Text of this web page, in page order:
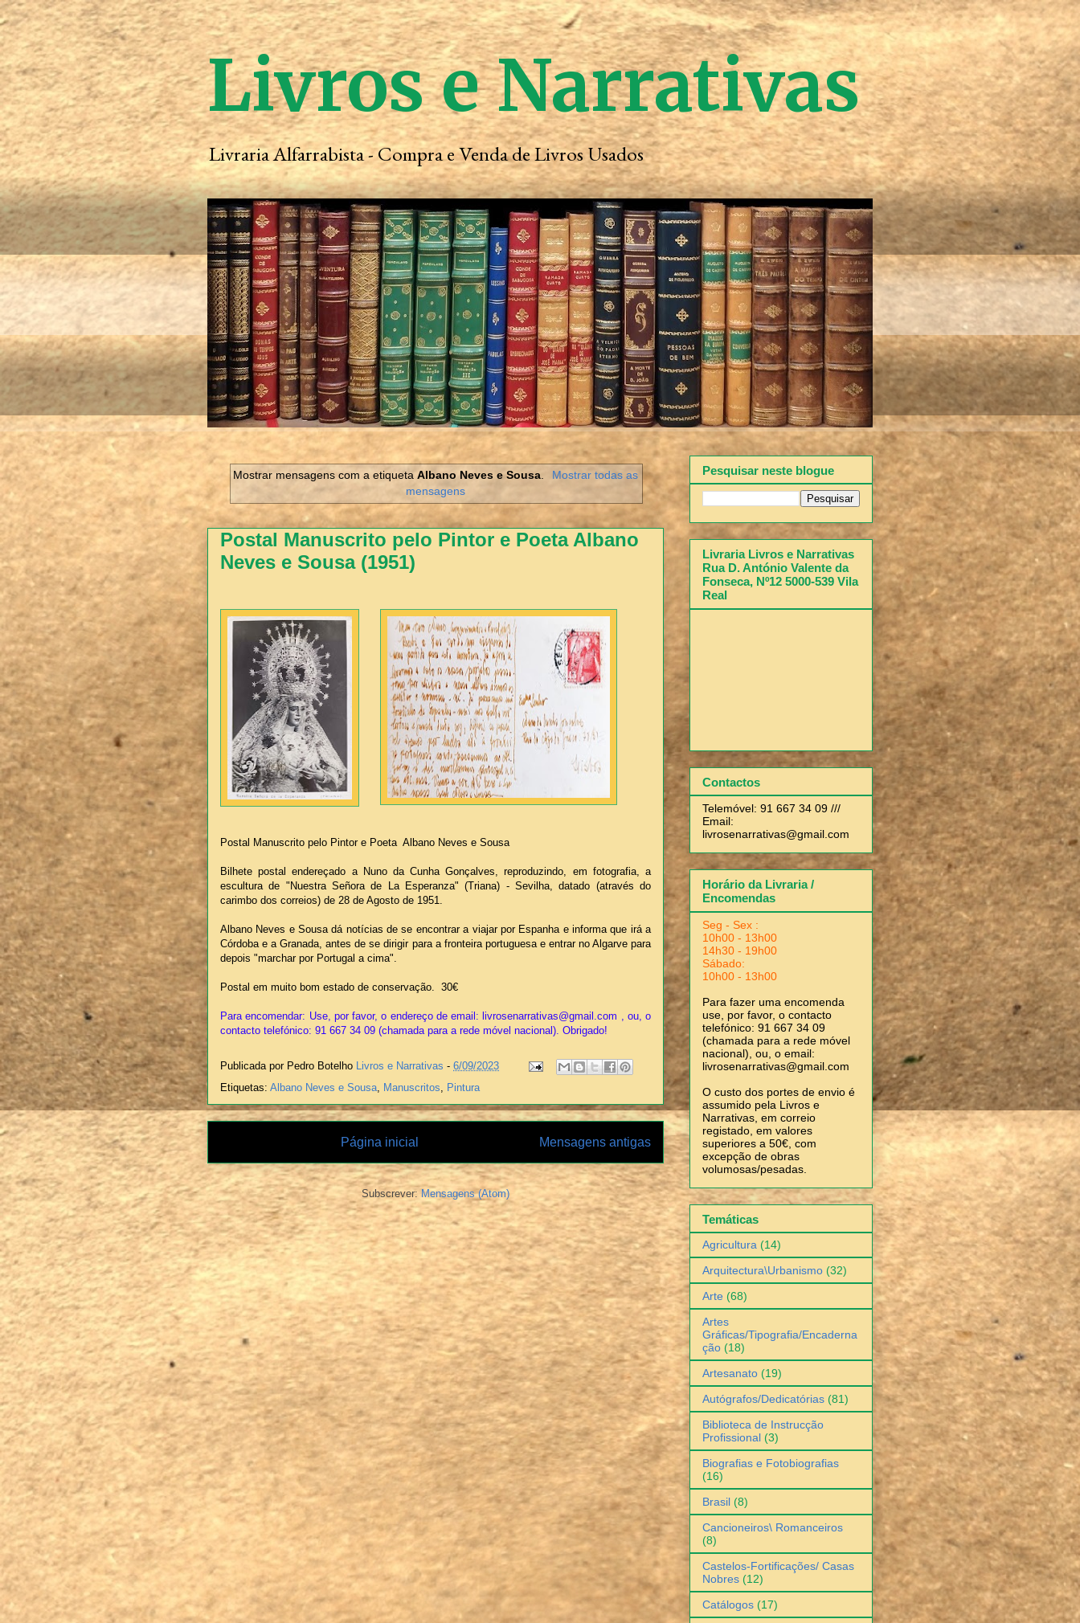
Livros e Narrativas
Livraria Alfarrabista - Compra e Venda de Livros Usados
Mostrar mensagens com a etiquetaAlbano Neves e Sousa
Mostrar todas as
mensagens
Postal Manuscrito pelo Pintor e Poeta Albano
Neves e Sousa (1951)
Postal Manuscrito pelo Pintor e Poeta Albano Neves e Sousa
Bilhete postal endereçado a Nuno da Cunha Gonçalves, reproduzindo, em fotografia, a
escultura de "Nuestra Señora de La Esperanza" (Triana) - Sevilha, datado (através do
carimbo dos correios) de 28 de Agosto de 1951.
Albano Neves e Sousa dá notícias de se encontrar a viajar por Espanha e informa que irá a
Córdoba e a Granada, antes de se dirigir para a fronteira portuguesa e entrar no Algarve para
depois "marchar por Portugal a cima".
Postal em muito bom estado de conservação. 30€
Para encomendar: Use, por favor, o endereço de email: livrosenarrativas@gmail.com , ou, o
contacto telefónico: 91 667 34 09 (chamada para a rede móvel nacional). Obrigado!
Publicada por Pedro Botelho Livros e Narrativas - 6/09/2023
Etiquetas: Albano Neves e Sousa, Manuscritos, Pintura
Mensagens antigas
Página inicial
Subscrever: Mensagens (Atom)
Pesquisar neste blogue
Livraria Livros e Narrativas
Rua D. António Valente da
Fonseca, Nº12 5000-539 Vila
Real
Contactos
Telemóvel: 91 667 34 09 ///
Email:
livrosenarrativas@gmail.com
Horário da Livraria /
Encomendas
Seg - Sex :
10h00 - 13h00
14h30 - 19h00
Sábado:
10h00 - 13h00
Para fazer uma encomenda
use, por favor, o contacto
telefónico: 91 667 34 09
(chamada para a rede móvel
nacional), ou, o email:
livrosenarrativas@gmail.com
O custo dos portes de envio é
assumido pela Livros e
Narrativas, em correio
registado, em valores
superiores a 50€, com
excepção de obras
volumosas/pesadas.
Temáticas
Agricultura (14)
Arquitectura\Urbanismo (32)
Arte (68)
Artes
Gráficas/Tipografia/Encaderna
ção (18)
Artesanato (19)
Autógrafos/Dedicatórias (81)
Biblioteca de Instrucção
Profissional (3)
Biografias e Fotobiografias
(16)
Brasil (8)
Cancioneiros\ Romanceiros
(8)
Castelos-Fortificações/ Casas
Nobres (12)
Catálogos (17)